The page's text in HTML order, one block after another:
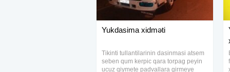
Yukdasima xidməti
Tikinti tullantilarinin dasinmasi atsem
seben qum kerpic qara torpag peyin
ucuz qiymete padvallara girmeye